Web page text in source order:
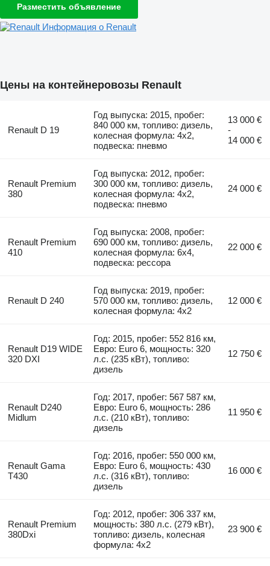
Разместить объявление
Информация о Renault
Цены на контейнеровозы Renault
Renault D 19
Год выпуска: 2015, пробег:
840 000 км, топливо: дизель,
колесная формула: 4x2,
подвеска: пневмо
13 000 €
-
14 000 €
Renault Premium
380
Год выпуска: 2012, пробег:
300 000 км, топливо: дизель,
колесная формула: 4x2,
подвеска: пневмо
24 000 €
Renault Premium
410
Год выпуска: 2008, пробег:
690 000 км, топливо: дизель,
колесная формула: 6x4,
подвеска: рессора
22 000 €
Renault D 240
Год выпуска: 2019, пробег:
570 000 км, топливо: дизель,
колесная формула: 4x2
12 000 €
Renault D19 WIDE
320 DXI
Год: 2015, пробег: 552 816 км,
Евро: Euro 6, мощность: 320
л.с. (235 кВт), топливо:
дизель
12 750 €
Renault D240
Midlum
Год: 2017, пробег: 567 587 км,
Евро: Euro 6, мощность: 286
л.с. (210 кВт), топливо:
дизель
11 950 €
Renault Gama
T430
Год: 2016, пробег: 550 000 км,
Евро: Euro 6, мощность: 430
л.с. (316 кВт), топливо:
дизель
16 000 €
Renault Premium
380Dxi
Год: 2012, пробег: 306 337 км,
мощность: 380 л.с. (279 кВт),
топливо: дизель, колесная
формула: 4x2
23 900 €